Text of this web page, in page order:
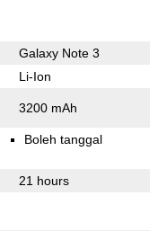
Galaxy Note 3
Li-Ion
3200 mAh
Boleh tanggal
21 hours